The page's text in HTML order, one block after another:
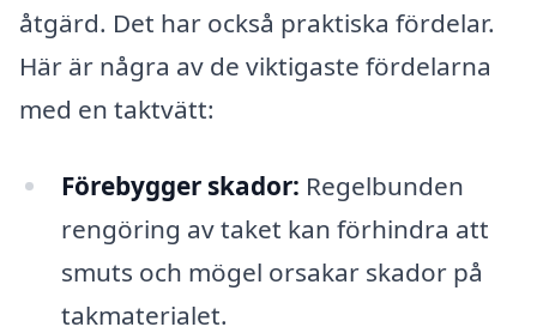
åtgärd. Det har också praktiska fördelar.
Här är några av de viktigaste fördelarna
med en taktvätt:
Förebygger skador: Regelbunden
rengöring av taket kan förhindra att
smuts och mögel orsakar skador på
takmaterialet.